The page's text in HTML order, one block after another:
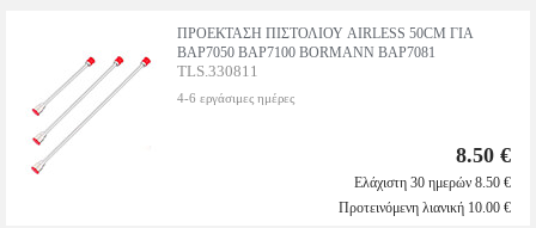
ΠΡΟΕΚΤΑΣΗ ΠΙΣΤΟΛΙΟΥ AIRLESS 50CM ΓΙΑ
BAP7050 BAP7100 BORMANN BAP7081
TLS.330811
4-6 εργάσιμες ημέρες
8.50 €
Ελάχιστη 30 ημερών 8.50 €
Προτεινόμενη λιανική 10.00 €